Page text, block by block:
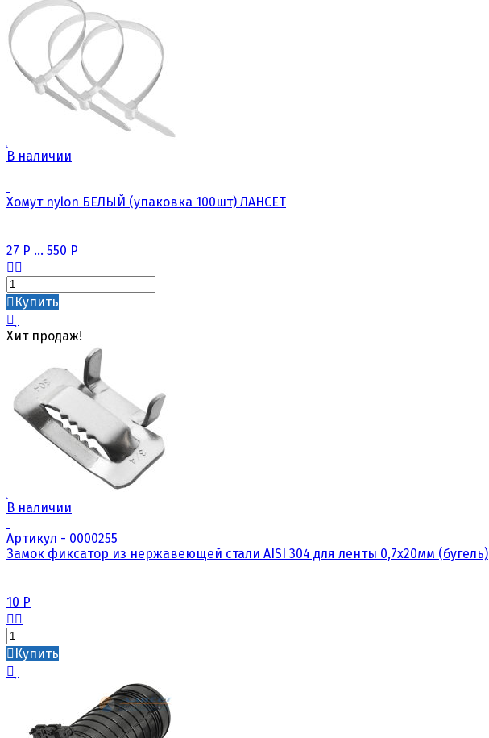
В наличии
Хомут nylon БЕЛЫЙ (упаковка 100шт) ЛАНСЕТ
27 Р ... 550 Р
Купить
Хит продаж!
В наличии
Артикул - 0000255
Замок фиксатор из нержавеющей стали AISI 304 для ленты 0,7х20мм (бугель)
10 Р
Купить